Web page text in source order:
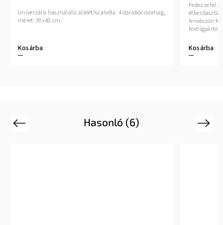
Kosárba
Univerzális használatú alátét/szalvéta. 4 darabos csomag,
méret: 30x40 cm.
Kosárba
Fedezze fel
lenvászon
Hasonló (6)
Previous Next